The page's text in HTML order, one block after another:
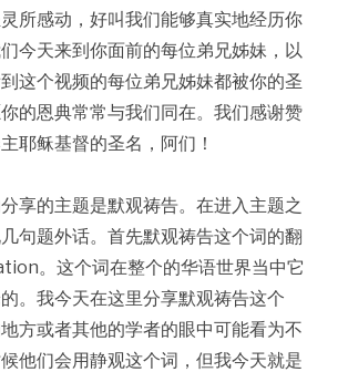
所感动，好叫我们能够真实地经历你
今天来到你面前的每位弟兄姊妹，以
这个视频的每位弟兄姊妹都被你的圣
的恩典常常与我们同在。我们感谢赞
耶稣基督的圣名，阿们！
享的主题是默观祷告。在进入主题之
句题外话。首先默观祷告这个词的翻
。这个词在整个的华语世界当中它
。我今天在这里分享默观祷告这个
方或者其他的学者的眼中可能看为不
他们会用静观这个词，但我今天就是